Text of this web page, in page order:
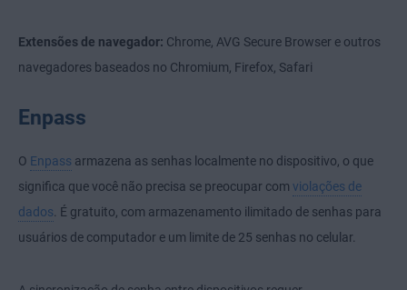
Extensões de navegador: Chrome, AVG Secure Browser e outros
navegadores baseados no Chromium, Firefox, Safari
Enpass
O Enpass armazena as senhas localmente no dispositivo, o que
significa que você não precisa se preocupar com violações de
dados. É gratuito, com armazenamento ilimitado de senhas para
usuários de computador e um limite de 25 senhas no celular.